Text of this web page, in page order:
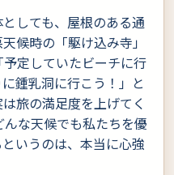
しても、屋根のある通
候時の「駆け込み寺」
定していたビーチに行
鍾乳洞に行こう！」と
旅の満足度を上げてく
な天候でも私たちを優
いうのは、本当に心強